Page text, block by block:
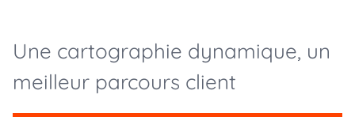
Une cartographie dynamique, un
meilleur parcours client